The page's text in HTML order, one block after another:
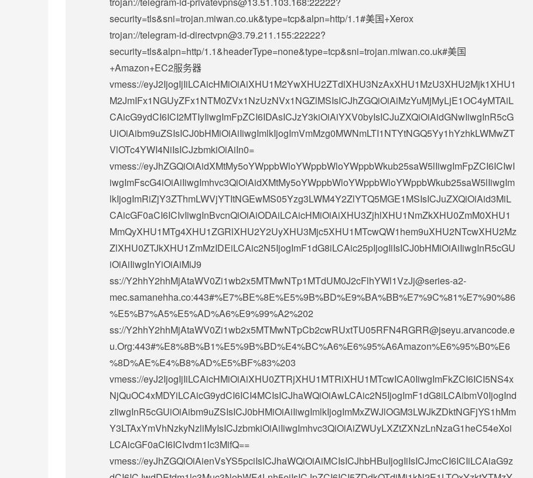
security=tls&sni=trojan.miwan.co.uk&type=tcp&alpn=http/1.1#美国+Xerox
trojan://telegram-id-directvpn@3.79.211.155:22222?
security=tls&alpn=http/1.1&headerType=none&type=tcp&sni=trojan.miwan.co.uk#美国
+Amazon+EC2服务器
vmess://eyJ2IjogIjIiLCAicHMiOiAiXHU1M2YwXHU2ZTdlXHU3NzAxXHU1MzU3XHU2Mjk1XHU1
M2JmIFx1NGUyZFx1NTM0ZVx1NzUzNVx1NGZlMSIsICJhZGQiOiAiMzYuMjMyLjE1OC4yMTAiL
CAicG9ydCI6ICI2MTIyIiwgImFpZCI6IDAsICJzY3kiOiAiYXV0byIsICJuZXQiOiAidGNwIiwgInR5cG
UiOiAibm9uZSIsICJ0bHMiOiAiIiwgImlkIjogImVmMzg0MWNmLTI1NTYtNGQ5Yy1hYzhkLWMwZT
VlOTc4YWI4NiIsICJzbmkiOiAiIn0=
vmess://eyJhZGQiOiAidXMtMy5oYWppbWloYWppbWloYWppbWkub25saW5lIiwgImFpZCI6ICIwI
iwgImFscG4iOiAiIiwgImhvc3QiOiAidXMtMy5oYWppbWloYWppbWloYWppbWkub25saW5lIiwgIm
lkIjogImRiZjY3ZThmLWVjYTItNGEwMS05Yzg3LWM4Y2ZlYTQ5MGE1MSIsICJuZXQiOiAid3MiL
CAicGF0aCI6ICIvIiwgInBvcnQiOiAiODAiLCAicHMiOiAiXHU3ZjhlXHU1NmZkXHU0ZmM0XHU1
MmQyXHU1MTg4XHU1ZGRlXHU2Y2UyXHU3Mjc5XHU1MTcwQW1hem9uXHU2NTcwXHU2Mz
ZlXHU0ZTJkXHU1ZmMzIDEiLCAic2N5IjogImF1dG8iLCAic25pIjogIiIsICJ0bHMiOiAiIiwgInR5cGU
iOiAiIiwgInYiOiAiMiJ9
ss://Y2hhY2hhMjAtaWV0Zi1wb2x5MTMwNTp1MTdUM0J2cFlhYWl1VzJj@series-a2-
mec.samanehha.co:443#%E7%BE%8E%E5%9B%BD%E9%BA%BB%E7%9C%81%E7%90%86
%E5%B7%A5%E5%AD%A6%E9%99%A2%202
ss://Y2hhY2hhMjAtaWV0Zi1wb2x5MTMwNTpCb2cwRUxtTU05RFN4RGRR@jseyu.arvancode.e
u.Org:443#%E8%8B%B1%E5%9B%BD%E4%BC%A6%E6%95%A6Amazon%E6%95%B0%E6
%8D%AE%E4%B8%AD%E5%BF%83%203
vmess://eyJ2IjogIjIiLCAicHMiOiAiXHU0ZTRjXHU1MTRiXHU1MTcwICA0IiwgImFkZCI6ICI5NS4x
NjQuOC4xMDYiLCAicG9ydCI6ICI4MCIsICJhaWQiOiAwLCAic2N5IjogImF1dG8iLCAibmV0IjogInd
zIiwgInR5cGUiOiAibm9uZSIsICJ0bHMiOiAiIiwgImlkIjogImMxZWJlOGM3LWJkZDktNGFjYS1hMm
Y3LTAxYmVhNzkyNzliMyIsICJzbmkiOiAiIiwgImhvc3QiOiAiZWUyLXZtZXNzLnNzaG1heC54eXoi
LCAicGF0aCI6ICIvdm1lc3MifQ==
vmess://eyJhZGQiOiAienVsYS5pciIsICJhaWQiOiAiMCIsICJhbHBuIjogIiIsICJmcCI6ICIiLCAiaG9z